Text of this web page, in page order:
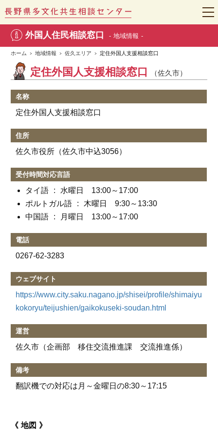
t
外国人住民相談窓口 地域情報
ホーム 地域情報 佐久エリア 定住外国人支援相談窓口
定住外国人支援相談窓口 （佐久市）
名称
定住外国人支援相談窓口
住所
佐久市役所（佐久市中込3056）
受付時間対応言語
タイ語
水曜日 13:00～17:00
ポルトガル語
木曜日 9:30～13:30
中国語
月曜日 13:00～17:00
電話
0267-62-3283
ウェブサイト
https://www.city.saku.nagano.jp/shisei/profile/shimaiyu
kokoryu/teijushien/gaikokuseki-soudan.html
運営
佐久市（企画部 移住交流推進課 交流推進係）
備考
翻訳機での対応は月～金曜日の8:30～17:15
地図